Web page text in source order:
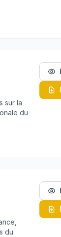
sur la
du
du